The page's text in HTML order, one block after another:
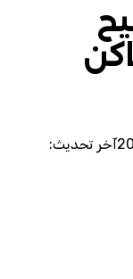
آخر تحديث: